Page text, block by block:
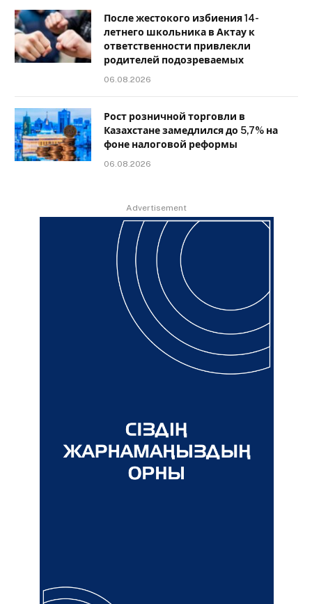
После жестокого избиения 14-
летнего школьника в Актау к
ответственности привлекли
родителей подозреваемых
06.08.2026
Рост розничной торговли в
Казахстане замедлился до 5,7% на
фоне налоговой реформы
06.08.2026
Advertisement